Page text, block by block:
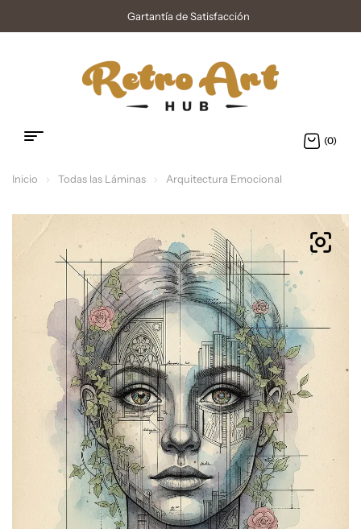
Gartantía de Satisfacción
(0)
Inicio Todas las Láminas Arquitectura Emocional